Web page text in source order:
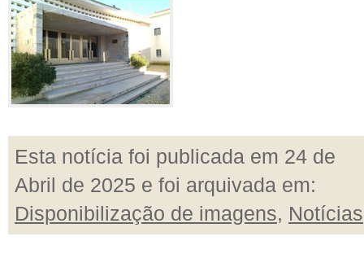
Esta notícia foi publicada em 24 de
Abril de 2025 e foi arquivada em:
Disponibilização de imagens, Notícias